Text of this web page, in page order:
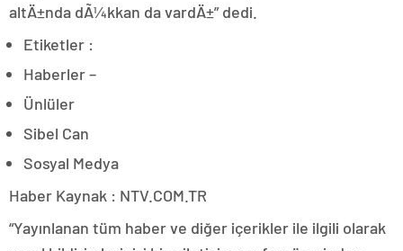
altÄ±nda dÃ¼kkan da vardÄ±” dedi.
Etiketler :
Haberler –
Ünlüler
Sibel Can
Sosyal Medya
Haber Kaynak : NTV.COM.TR
“Yayınlanan tüm haber ve diğer içerikler ile ilgili olarak